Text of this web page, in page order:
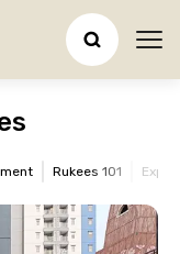
Rukees 101